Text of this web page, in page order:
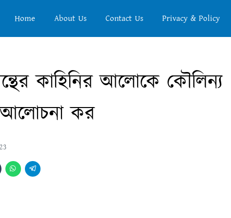
Home About Us Contact Us Privacy & Policy
কাহিনির আলোকে কৌলিন্য
আলোচনা কর